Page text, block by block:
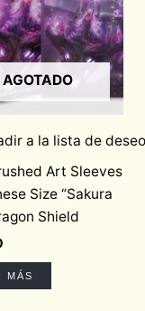
AGOTADO
a la lista de
Art Sleeves
Size “Sakura
Shield
MÁS